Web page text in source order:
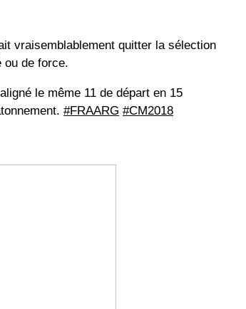
vraisemblablement quitter la sélection
ou de force.
le même 11 de départ en 15
#FRAARG #CM2018